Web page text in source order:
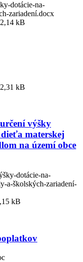
dotácie-na-
zariadení.docx
kB
kB
výšky
materskej
na území obce
dotácie-na-
a-školských-zariadení-
kB